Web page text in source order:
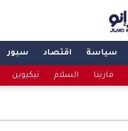
سياسة اقتصاد سبور
مارينا السلام تيكيوين